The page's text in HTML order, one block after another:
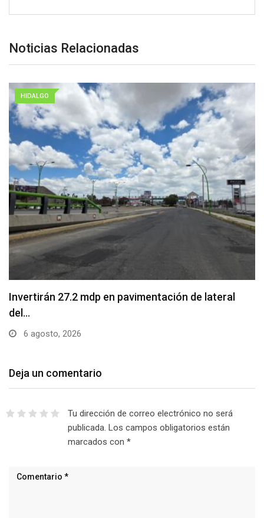
Noticias Relacionadas
HIDALGO
Invertirán 27.2 mdp en pavimentación de lateral
del…
6 agosto, 2026
Deja un comentario
Tu dirección de correo electrónico no será
publicada. Los campos obligatorios están
marcados con *